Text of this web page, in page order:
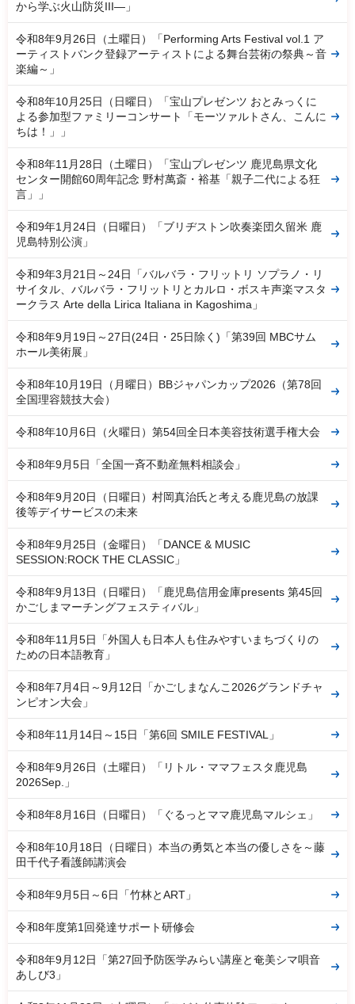
から学ぶ火山防災III―」
令和8年9月26日（土曜日）「Performing Arts Festival vol.1 ア
ーティストバンク登録アーティストによる舞台芸術の祭典～音
楽編～」
令和8年10月25日（日曜日）「宝山プレゼンツ おとみっくに
よる参加型ファミリーコンサート「モーツァルトさん、こんに
ちは！」」
令和8年11月28日（土曜日）「宝山プレゼンツ 鹿児島県文化
センター開館60周年記念 野村萬斎・裕基「親子二代による狂
言」」
令和9年1月24日（日曜日）「ブリヂストン吹奏楽団久留米 鹿
児島特別公演」
令和9年3月21日～24日「バルバラ・フリットリ ソプラノ・リ
サイタル、バルバラ・フリットリとカルロ・ボスキ声楽マスタ
ークラス Arte della Lirica Italiana in Kagoshima」
令和8年9月19日～27日(24日・25日除く)「第39回 MBCサム
ホール美術展」
令和8年10月19日（月曜日）BBジャパンカップ2026（第78回
全国理容競技大会）
令和8年10月6日（火曜日）第54回全日本美容技術選手権大会
令和8年9月5日「全国一斉不動産無料相談会」
令和8年9月20日（日曜日）村岡真治氏と考える鹿児島の放課
後等デイサービスの未来
令和8年9月25日（金曜日）「DANCE & MUSIC
SESSION:ROCK THE CLASSIC」
令和8年9月13日（日曜日）「鹿児島信用金庫presents 第45回
かごしまマーチングフェスティバル」
令和8年11月5日「外国人も日本人も住みやすいまちづくりの
ための日本語教育」
令和8年7月4日～9月12日「かごしまなんこ2026グランドチャ
ンピオン大会」
令和8年11月14日～15日「第6回 SMILE FESTIVAL」
令和8年9月26日（土曜日）「リトル・ママフェスタ鹿児島
2026Sep.」
令和8年8月16日（日曜日）「ぐるっとママ鹿児島マルシェ」
令和8年10月18日（日曜日）本当の勇気と本当の優しさを～藤
田千代子看護師講演会
令和8年9月5日～6日「竹林とART」
令和8年度第1回発達サポート研修会
令和8年9月12日「第27回予防医学みらい講座と奄美シマ唄音
あしび3」